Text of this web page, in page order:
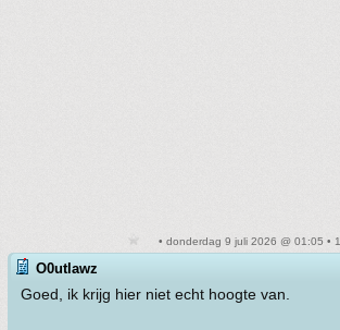
• donderdag 9 juli 2026 @ 01:05 • 1
O0utlawz
Goed, ik krijg hier niet echt hoogte van.